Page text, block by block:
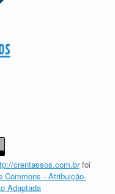
crentassos.com.brfoi
Commons - Atribuição-
Adaptada